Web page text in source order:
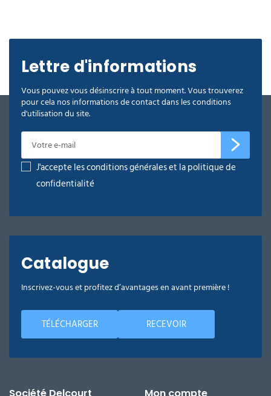
Lettre d'informations
Vous pouvez vous désinscrire à tout moment. Vous trouverez
pour cela nos informations de contact dans les conditions
d'utilisation du site.
J'accepte les conditions générales et la politique de
confidentialité
Catalogue
Inscrivez-vous et profitez d’avantages en avant première !
TÉLÉCHARGER RECEVOIR
Société Delcourt
Mon compte